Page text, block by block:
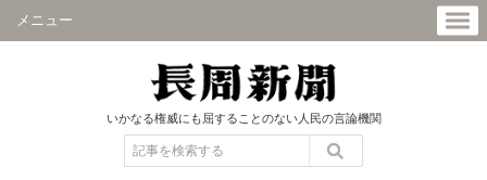
メニュー
いかなる権威にも屈することのない人民の言論機関